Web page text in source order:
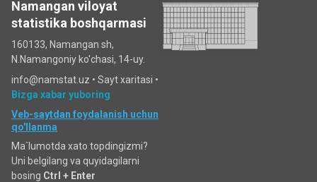
Namangan viloyat
statistika boshqarmasi
160133, Namangan sh,
N.Namangoniy ko'chasi, 14-uy.
info@namstat.uz • Sayt xaritasi •
Bizga xabar yuboring
Veb-saytdan foydalanish uchun
qo'llanma
Ma`lumotda xato topdingizmi?
Uni belgilang va quyidagilarni
bosing Ctrl + Enter